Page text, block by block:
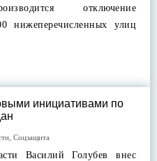
отключение
нижеперечисленных улиц
инициативами по
Соцзащита
Василий Голубев внес